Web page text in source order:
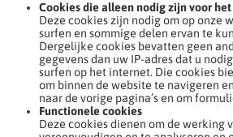
Cookies die alleen nodig zijn voor
Deze cookies zijn nodig om op onze
surfen en sommige delen ervan te
Dergelijke cookies bevatten geen
gegevens dan uw IP-adres dat u
surfen op het internet. Die cookies
om binnen de website te navigeren
naar de vorige pagina’s en om
Functionele cookies
Deze cookies dienen om de werking